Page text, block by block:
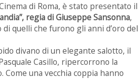
di Roma, è stato presentato il
regia di Giuseppe Sansonna,
quelli che furono gli anni d’oro del
divano di un elegante salotto, il
Casillo, ripercorrono la
una vecchia coppia hanno